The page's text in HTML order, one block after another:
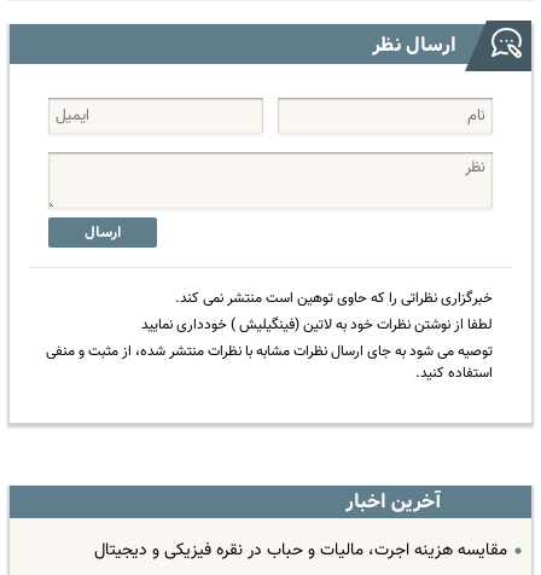
ارسال نظر
ارسال
خبرگزاری نظراتی را که حاوی توهین است منتشر نمی کند.
لطفا از نوشتن نظرات خود به لاتین (فینگیلیش ) خودداری نمایید
توصیه می شود به جای ارسال نظرات مشابه با نظرات منتشر شده، از مثبت و منفی
استفاده کنید.
آخرین اخبار
مقایسه هزینه اجرت، مالیات و حباب در نقره فیزیکی و دیجیتال